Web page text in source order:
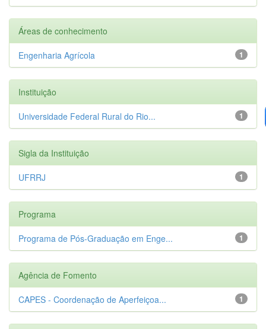
Áreas de conhecimento
1
Engenharia Agrícola
Instituição
1
Universidade Federal Rural do Rio...
Sigla da Instituição
1
UFRRJ
Programa
1
Programa de Pós-Graduação em Enge...
Agência de Fomento
1
CAPES - Coordenação de Aperfeiçoa...